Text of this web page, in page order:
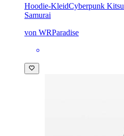
Hoodie-KleidCyberpunk
Samurai
von WRParadise